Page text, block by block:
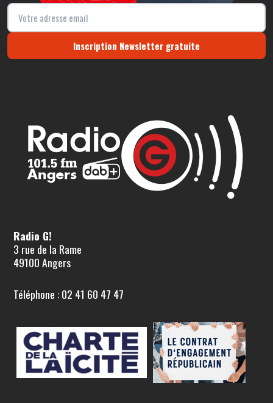
Inscription Newsletter gratuite
Radio G!
3 rue de la Rame
49100 Angers
Téléphone : 02 41 60 47 47